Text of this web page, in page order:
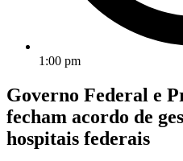
1:00 pm
Governo Federal e
fecham acordo de
hospitais federais